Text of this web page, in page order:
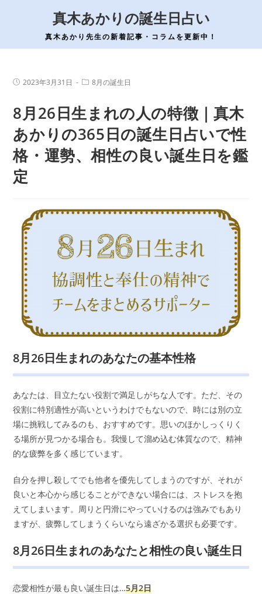
ン
真木あかりの誕生日占い
真木あかり先生の新着記事・コラムを更新中！
投
開
日:
2023年3月31日
投
テ
ゴ
ー:
8月の誕生日
8月26日生まれの人の特徴｜真木
あかりの365日の誕生日占いで性
格・運勢、相性の良い誕生日を鑑
定
8月26日生まれのあなたの基本性格
あなたは、目立たない役割で満足しがちな人です。ただ、その
役割に特別適性が高いというわけでもないので、時には別の立
場に挑戦してみるのも、おすすめです。思いのほかしっくりく
る場所が見つかる場合も。我慢して溜め込む体質なので、精神
的な疲弊を多く感じています。
自分を押し殺してでも他者を優先してしまうのですが、それが
良いと本心から感じることができない場合には、ストレスを抱
えてしまいます。周りと円滑にやっていけるのは強みでもあり
ますが、疲弊してしまうくらいなら遠ざかる選択も必要です。
8月26日生まれのあなたと相性の良い誕生日
恋愛相性が最も良い誕生日は…5月2日